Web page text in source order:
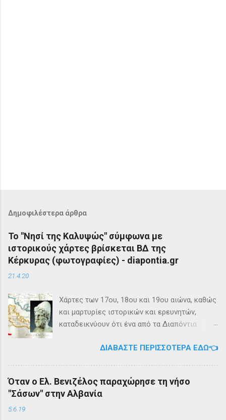
Δημοφιλέστερα άρθρα
Το "Νησί της Καλυψώς" σύμφωνα με
ιστορικούς χάρτες βρίσκεται ΒΔ της
Κέρκυρας (φωτογραφίες) - diapontia.gr
21.4.20
Χάρτες των 17ου, 18ου και 19ου αιώνα, καθώς
και μαρτυρίες ιστορικών και ερευνητών,
καταδεικνύουν ότι ένα από τα Διαπόντια
γνωστό με την ονομασία Ωγυγία ή «Νησί της
τη τοπική μυθιστορία των Διαποντίων Νήσων
που αναφέρει ότι κατά την αρχαιότητα οι
ΔΙΑΒΆΣΤΕ ΠΕΡΙΣΣΌΤΕΡΑ ΕΔΏ👈
Όταν ο Ελ. Βενιζέλος παραχώρησε τη νήσο
"Σάσων" στην Αλβανία
5.6.19